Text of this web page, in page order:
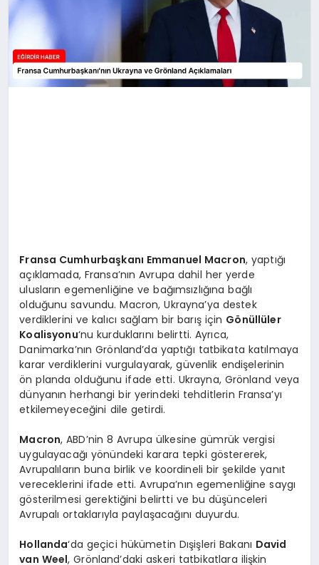
Fransa Cumhurbaşkanı Emmanuel Macron, yaptığı
açıklamada, Fransa’nın Avrupa dahil her yerde
ulusların egemenliğine ve bağımsızlığına bağlı
olduğunu savundu. Macron, Ukrayna’ya destek
verdiklerini ve kalıcı sağlam bir barış için Gönüllüler
Koalisyonu‘nu kurduklarını belirtti. Ayrıca,
Danimarka’nın Grönland’da yaptığı tatbikata katılmaya
karar verdiklerini vurgulayarak, güvenlik endişelerinin
ön planda olduğunu ifade etti. Ukrayna, Grönland veya
dünyanın herhangi bir yerindeki tehditlerin Fransa’yı
etkilemeyeceğini dile getirdi.
Macron, ABD’nin 8 Avrupa ülkesine gümrük vergisi
uygulayacağı yönündeki karara tepki göstererek,
Avrupalıların buna birlik ve koordineli bir şekilde yanıt
vereceklerini ifade etti. Avrupa’nın egemenliğine saygı
gösterilmesi gerektiğini belirtti ve bu düşünceleri
Avrupalı ortaklarıyla paylaşacağını duyurdu.
Hollanda‘da geçici hükümetin Dışişleri Bakanı David
van Weel, Grönland’daki askeri tatbikatlara ilişkin